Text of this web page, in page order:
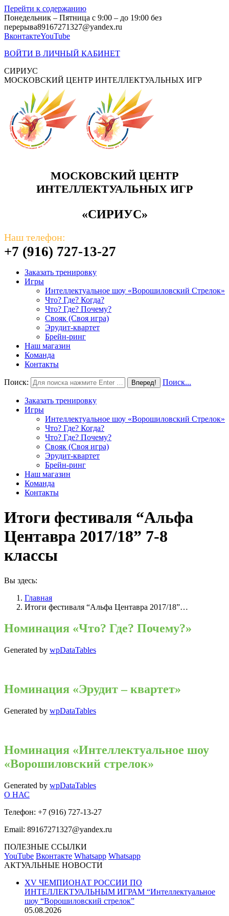
Перейти к содержанию
Понедельник – Пятница с 9:00 – до 19:00 без
перерыва89167271327@yandex.ru
ВконтактеYouTube
ВОЙТИ В ЛИЧНЫЙ КАБИНЕТ
СИРИУС
МОСКОВСКИЙ ЦЕНТР ИНТЕЛЛЕКТУАЛЬНЫХ ИГР
МОСКОВСКИЙ ЦЕНТР
ИНТЕЛЛЕКТУАЛЬНЫХ ИГР
«СИРИУС»
Наш телефон:
+7 (916) 727-13-27
Заказать тренировку
Игры
Интеллектуальное шоу «Ворошиловский Стрелок»
Что? Где? Когда?
Что? Где? Почему?
Свояк (Своя игра)
Эрудит-квартет
Брейн-ринг
Наш магазин
Команда
Контакты
Поиск: Поиск...
Заказать тренировку
Игры
Интеллектуальное шоу «Ворошиловский Стрелок»
Что? Где? Когда?
Что? Где? Почему?
Свояк (Своя игра)
Эрудит-квартет
Брейн-ринг
Наш магазин
Команда
Контакты
Итоги фестиваля “Альфа
Центавра 2017/18” 7-8
классы
Вы здесь:
Главная
Итоги фестиваля “Альфа Центавра 2017/18”…
Номинация «Что? Где? Почему?»
Generated by wpDataTables
Номинация «Эрудит – квартет»
Generated by wpDataTables
Номинация «Интеллектуальное шоу
«Ворошиловский стрелок»
Generated by wpDataTables
О НАС
Телефон: +7 (916) 727-13-27
Email: 89167271327@yandex.ru
ПОЛЕЗНЫЕ ССЫЛКИ
YouTube Вконтакте Whatsapp Whatsapp
АКТУАЛЬНЫЕ НОВОСТИ
XV ЧЕМПИОНАТ РОССИИ ПО
ИНТЕЛЛЕКТУАЛЬНЫМ ИГРАМ “Интеллектуальное
шоу “Ворошиловский стрелок”
05.08.2026